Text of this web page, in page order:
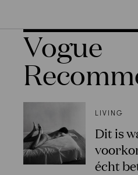
Vogue
LIVING
Dit is
écht